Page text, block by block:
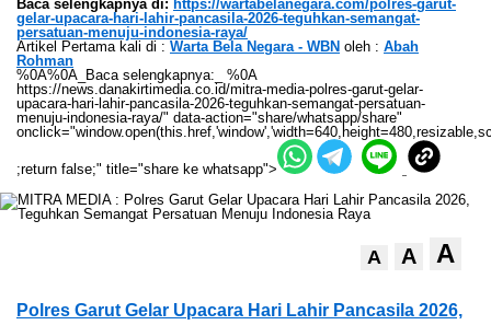
Baca selengkapnya di: https://wartabelanegara.com/polres-garut-
gelar-upacara-hari-lahir-pancasila-2026-teguhkan-semangat-
persatuan-menuju-indonesia-raya/
Artikel Pertama kali di : Warta Bela Negara - WBN oleh : Abah
Rohman
%0A%0A_Baca selengkapnya:_ %0A
https://news.danakirtimedia.co.id/mitra-media-polres-garut-gelar-
upacara-hari-lahir-pancasila-2026-teguhkan-semangat-persatuan-
menuju-indonesia-raya/" data-action="share/whatsapp/share"
;return false;" title="share ke whatsapp">
A A A
Polres Garut Gelar Upacara Hari Lahir Pancasila 2026,